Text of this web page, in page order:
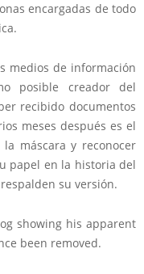
encargadas de todo
medios de información
posible creador del
recibido documentos
meses después es el
máscara y reconocer
papel en la historia del
su versión.